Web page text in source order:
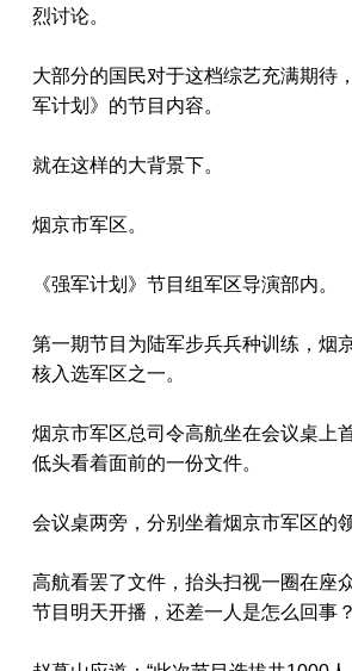
烈讨论。
大部分的国民对于这档综艺充满期待
军计划》的节目内容。
就在这样的大背景下。
烟京市军区。
《强军计划》节目组军区导演部内。
第一期节目为陆军步兵兵种训练，烟
核入选军区之一。
烟京市军区总司令高航坐在会议桌上
低头看着面前的一份文件。
会议桌两旁，分别坐着烟京市军区的领
高航看罢了文件，抬头扫视一圈在座
节目明天开播，还差一人是怎么回事